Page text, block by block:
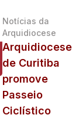
Notícias da
Arquidiocese
Arquidiocese
de Curitiba
promove
Passeio
Ciclístico